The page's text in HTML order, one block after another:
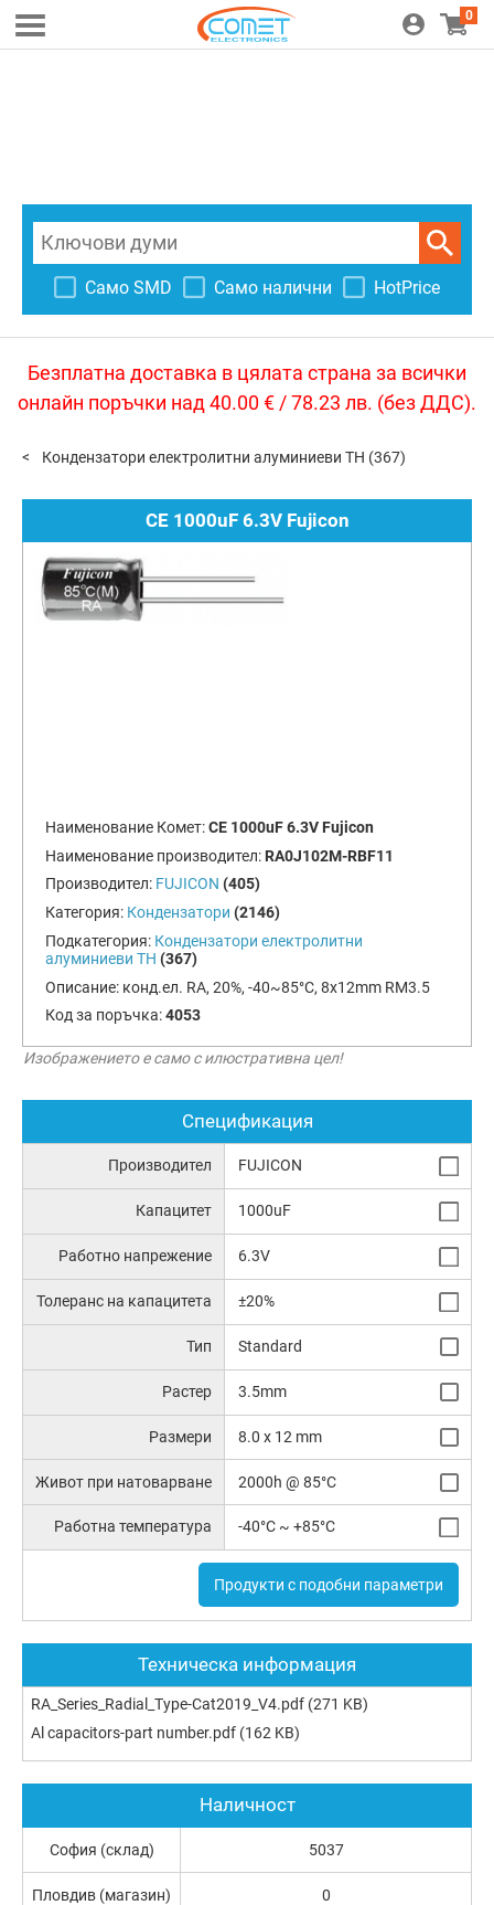
0
Само SMD Само налични HotPrice
Безплатна доставка в цялата страна за всички
онлайн поръчки над 40.00 € / 78.23 лв. (без ДДС).
Кондензатори електролитни алуминиеви TH (367)
CE 1000uF 6.3V Fujicon
Наименование Комет:CE 1000uF 6.3V Fujicon
Наименование производител: RA0J102M-RBF11
Производител: FUJICON (405)
Категория: Кондензатори (2146)
Подкатегория: Кондензатори електролитни
алуминиеви TH (367)
Описание: конд.ел. RA, 20%, -40~85°C, 8x12mm RM3.5
Код за поръчка:4053
Изображението е само с илюстративна цел!
Спецификация
Производител FUJICON
Капацитет 1000uF
Работно напрежение 6.3V
Толеранс на капацитета ±20%
Тип Standard
Растер 3.5mm
Размери 8.0 x 12 mm
Живот при натоварване 2000h @ 85°C
Работна температура -40°C ~ +85°C
Продукти с подобни параметри
Техническа информация
RA_Series_Radial_Type-Cat2019_V4.pdf (271 KB)
Al capacitors-part number.pdf (162 KB)
Наличност
София (склад) 5037
Пловдив (магазин) 0